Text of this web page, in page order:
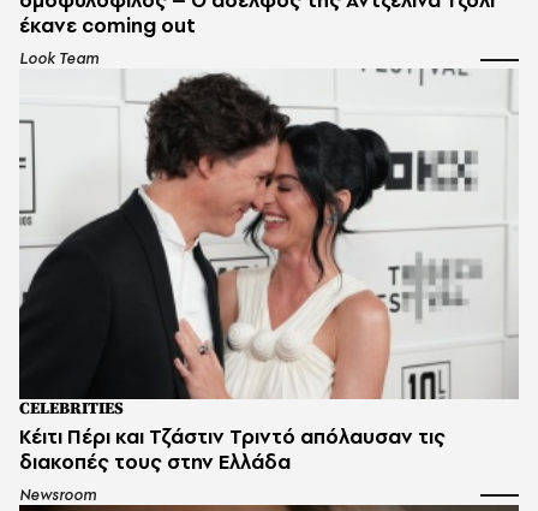
έκανε coming out
Look Team
CELEBRITIES
Κέιτι Πέρι και Τζάστιν Τριντό απόλαυσαν τις
διακοπές τους στην Ελλάδα
Newsroom